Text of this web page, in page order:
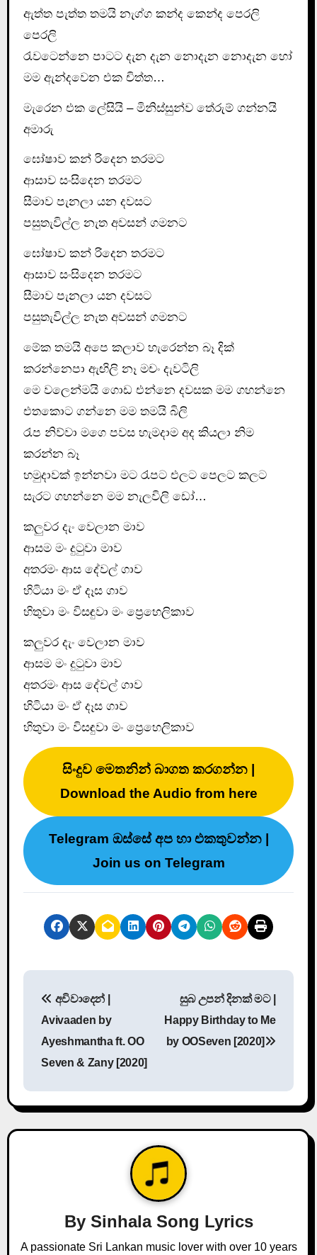
ඇත්ත පැත්ත තමයි නැග්ග කන්ද කෙන්ද පෙරලි
පෙරලි
රැවටෙන්නෙ පාටට දැන දැන නොදැන නොදැන හෝ
මම ඇන්දවෙන එක චිත්ත…
මැරෙන එක ලේසියි – මිනිස්සුන්ව තේරුම් ගන්නයි
අමාරු
ඝෝෂාව කන් රිදෙන තරමට
ආසාව සංසිදෙන තරමට
සීමාව පැනලා යන දවසට
පසුතැවිල්ල නැත අවසන් ගමනට
ඝෝෂාව කන් රිදෙන තරමට
ආසාව සංසිදෙන තරමට
සීමාව පැනලා යන දවසට
පසුතැවිල්ල නැත අවසන් ගමනට
මේක තමයි අපෙ කලාව හැරෙන්න බෑ දික්
කරන්නෙපා ඇඟිලි නෑ මචං දැවටිලි
මෙ වලෙන්මයි ගොඩ එන්නෙ දවසක මම ගහන්නෙ
එතකොට ගන්නෙ මම තමයි බිලි
රැප නිව්වා මගෙ පවස හැමදාම අද කියලා නිම
කරන්න බෑ
හමුදාවක් ඉන්නවා මට රැපට එලට පෙලට කලට
සැරට ගහන්නෙ මම නැලවිලි ඩෝ…
කලුවර දැං වෙලාන මාව
ආසම මං දුටුවා මාව
අතරමං ආස දේවල් ගාව
හිටියා මං ඒ දෑස ගාව
හිතුවා මං විසඳුවා මං ප්‍රෙහෙලිකාව
කලුවර දැං වෙලාන මාව
ආසම මං දුටුවා මාව
අතරමං ආස දේවල් ගාව
හිටියා මං ඒ දෑස ගාව
හිතුවා මං විසඳුවා මං ප්‍රෙහෙලිකාව
සිංදුව මෙතනින් බාගත කරගන්න |
Download the Audio from here
Telegram ඔස්සේ අප හා එකතුවන්න |
Join us on Telegram
n
a
a
අවිවාදෙන් |
Avivaaden by
Ayeshmantha ft. OO
Seven & Zany [2020]
සුබ උපන් දිනක් මට |
Happy Birthday to Me
by OOSeven [2020]
By Sinhala Song Lyrics
A passionate Sri Lankan music lover with over 10 years